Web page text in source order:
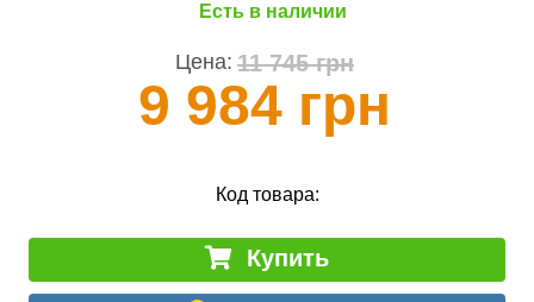
Есть в наличии
Цена: 11 745 грн
9 984 грн
Код товара:
Купить